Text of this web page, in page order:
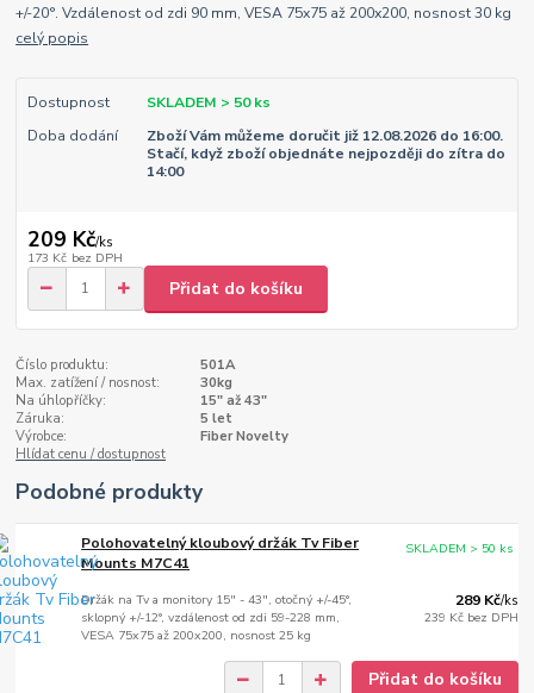
+/-20°. Vzdálenost od zdi 90 mm, VESA 75x75 až 200x200, nosnost 30 kg
celý popis
Dostupnost
SKLADEM > 50 ks
Doba dodání
Zboží Vám můžeme doručit již 12.08.2026 do 16:00.
Stačí, když zboží objednáte nejpozději do zítra do
14:00
209 Kč/ks
173 Kč bez DPH
Přidat do košíku
Číslo produktu:
501A
Max. zatížení / nosnost:
30kg
Na úhlopříčky:
15" až 43"
Záruka:
5 let
Výrobce:
Fiber Novelty
Hlídat cenu / dostupnost
Podobné produkty
Polohovatelný kloubový držák Tv Fiber
Mounts M7C41
Držák na Tv a monitory 15" - 43", otočný +/-45°,
sklopný +/-12°, vzdálenost od zdi 59-228 mm,
VESA 75x75 až 200x200, nosnost 25 kg
289 Kč/ks
239 Kč bez DPH
SKLADEM > 50 ks
Přidat do košíku